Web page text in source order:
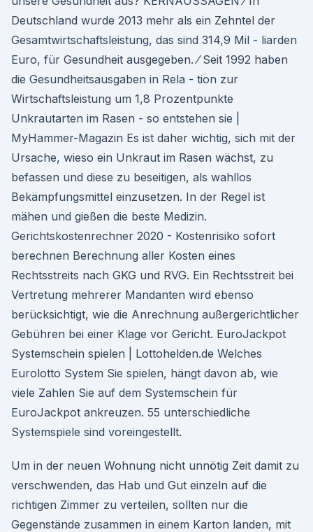
Deutschland wurde 2013 mehr als ein Zehntel der
Gesamtwirtschaftsleistung, das sind 314,9 Mil - liarden
Euro, für Gesundheit ausgegeben. ⁄ Seit 1992 haben
die Gesundheitsausgaben in Rela - tion zur
Wirtschaftsleistung um 1,8 Prozentpunkte
Unkrautarten im Rasen - so entstehen sie |
MyHammer-Magazin Es ist daher wichtig, sich mit der
Ursache, wieso ein Unkraut im Rasen wächst, zu
befassen und diese zu beseitigen, als wahllos
Bekämpfungsmittel einzusetzen. In der Regel ist
mähen und gießen die beste Medizin.
Gerichtskostenrechner 2020 - Kostenrisiko sofort
berechnen Berechnung aller Kosten eines
Rechtsstreits nach GKG und RVG. Ein Rechtsstreit bei
Vertretung mehrerer Mandanten wird ebenso
berücksichtigt, wie die Anrechnung außergerichtlicher
Gebühren bei einer Klage vor Gericht. EuroJackpot
Systemschein spielen | Lottohelden.de Welches
Eurolotto System Sie spielen, hängt davon ab, wie
viele Zahlen Sie auf dem Systemschein für
EuroJackpot ankreuzen. 55 unterschiedliche
Systemspiele sind voreingestellt.
Um in der neuen Wohnung nicht unnötig Zeit damit zu
verschwenden, das Hab und Gut einzeln auf die
richtigen Zimmer zu verteilen, sollten nur die
Gegenstände zusammen in einem Karton landen, mit